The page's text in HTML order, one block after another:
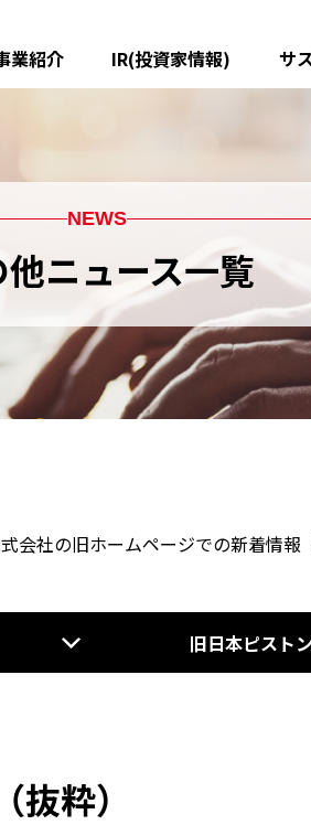
一覧(海外)
業紹介
品
表面処理技術
電動
磁性材製品
IR(投資家情報) サ
NEWS
他ニュース一覧
会社の旧ホームページでの新着情報
旧日本ピスト
粋）